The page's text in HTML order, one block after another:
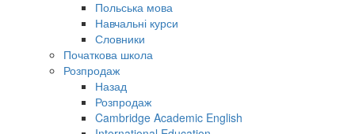
Польська мова
Навчальні курси
Словники
Початкова школа
Розпродаж
Назад
Розпродаж
Cambridge Academic English